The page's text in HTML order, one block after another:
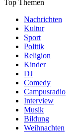
Top Themen
Nachrichten
Kultur
Sport
Politik
Religion
Kinder
DJ
Comedy
Campusradio
Interview
Musik
Bildung
Weihnachten